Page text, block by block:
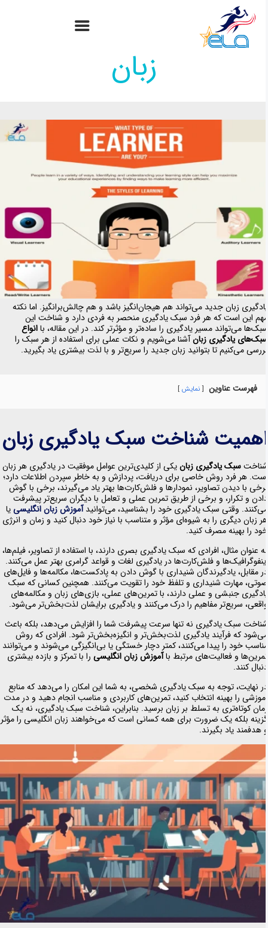
سبک‌های یادگیری
زبان
زبان جدید می‌تواند هم هیجان‌انگیز باشد و هم چالش‌برانگیز. اما نکته
این است که هر فرد سبک یادگیری منحصر به فردی دارد و شناخت این
می‌تواند مسیر یادگیری را ساده‌تر و مؤثرتر کند. در این مقاله، باانواع
یادگیری زبانآشنا می‌شویم و نکات عملی برای استفاده از هر سبک را
می‌کنیم تا بتوانید زبان جدید را سریع‌تر و با لذت بیشتری یاد بگیرید.
فهرست عناوین نمایش
شناخت سبک یادگیری زبان
سبک یادگیری زبانیکی از کلیدی‌ترین عوامل موفقیت در یادگیری هر زبان
هر فرد روش خاصی برای دریافت، پردازش و به خاطر سپردن اطلاعات دارد؛
با دیدن تصاویر، نمودارها و فلش‌کارت‌ها بهتر یاد می‌گیرند، برخی با گوش
و تکرار، و برخی از طریق تمرین عملی و تعامل با دیگران سریع‌تر پیشرفت
وقتی سبک یادگیری خود را بشناسید، می‌توانیدآموزش زبان انگلیسییا
زبان دیگری را به شیوه‌ای مؤثر و متناسب با نیاز خود دنبال کنید و زمان و انرژی
را بهینه مصرف کنید.
عنوان مثال، افرادی که سبک یادگیری بصری دارند، با استفاده از تصاویر، فیلم‌ها،
و فلش‌کارت‌ها در یادگیری لغات و قواعد گرامری بهتر عمل می‌کنند.
مقابل، یادگیرندگان شنیداری با گوش دادن به پادکست‌ها، مکالمه‌ها و فایل‌های
مهارت شنیداری و تلفظ خود را تقویت می‌کنند. همچنین کسانی که سبک
جنبشی و عملی دارند، با تمرین‌های عملی، بازی‌های زبان و مکالمه‌های
سریع‌تر مفاهیم را درک می‌کنند و یادگیری برایشان لذت‌بخش‌تر می‌شود.
سبک یادگیری نه تنها سرعت پیشرفت شما را افزایش می‌دهد، بلکه باعث
که فرآیند یادگیری لذت‌بخش‌تر و انگیزه‌بخش‌تر شود. افرادی که روش
خود را پیدا می‌کنند، کمتر دچار خستگی یا بی‌انگیزگی می‌شوند و می‌توانند
و فعالیت‌های مرتبط باآموزش زبان انگلیسیرا با تمرکز و بازده بیشتری
کنند.
نهایت، توجه به سبک یادگیری شخصی، به شما این امکان را می‌دهد که منابع
را بهینه انتخاب کنید، تمرین‌های کاربردی و مناسب انجام دهید و در مدت
کوتاه‌تری به تسلط بر زبان برسید. بنابراین، شناخت سبک یادگیری، نه یک
بلکه یک ضرورت برای همه کسانی است که می‌خواهند زبان انگلیسی را مؤثر
هدفمند یاد بگیرند.